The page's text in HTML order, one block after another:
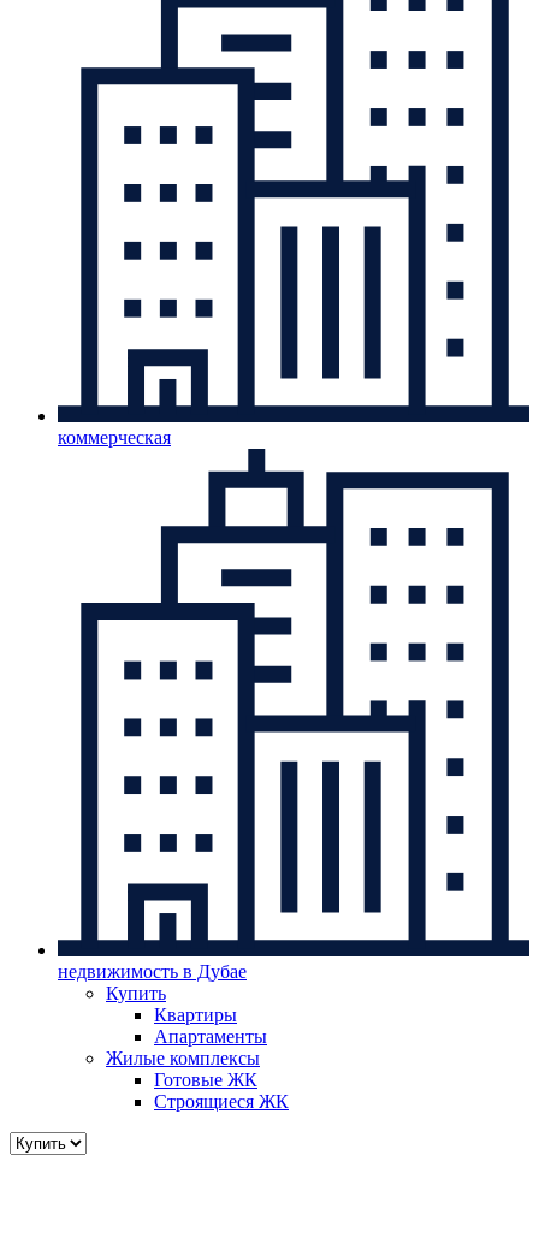
коммерческая
недвижимость в Дубае
Купить
Квартиры
Апартаменты
Жилые комплексы
Готовые ЖК
Строящиеся ЖК